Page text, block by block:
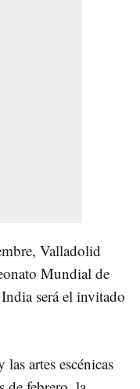
Valladolid
Mundial de
será el invitado
las artes escénicas